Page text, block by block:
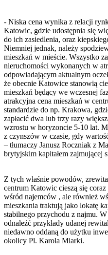
- Niska cena wynika z relacji
Katowic, gdzie udostępnia się
do ich zasiedlenia, oraz
Niemniej jednak, należy
mieszkań w mieście. Wszystko
nieruchomości wykonanych w
odpowiadającym aktualnym
że obecnie Katowice stanowią
mieszkań będący we wczesnej
atrakcyjna cena mieszkań w
standardzie do np. Krakowa,
zapłacić dwa lub trzy razy
wzrostu w horyzoncie 5-10 lat.
z czynszów w czasie, gdy
– tłumaczy Janusz Roczniak z
brytyjskim kapitałem zajmującej
Z tych właśnie powodów,
centrum Katowic cieszą się
wśród najemców , ale również
mieszkania traktują jako lokatę
stabilnego przychodu z najmu.
odnaleźć przykłady udanej
niedawno oddaną do użytku
okolicy Pl. Karola Miarki.